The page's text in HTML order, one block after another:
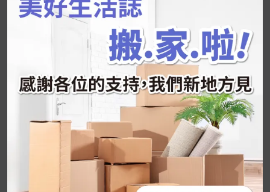
韓國人為什麼不容易胖？
推的MZ Diet ！
好吃的蛋白點心還有好玩的運動小遊戲！今年過
年已經等不及帶這盒跟我的親戚、朋友們一起分
享～
2026 過年禮盒推薦｜五款百元健康伴手禮
停用猛健樂後會反彈嗎？作用解析＋停藥後體重
維持全攻略
公主營養師：飲食改變也是能快樂執行的！6 個
你一定要知道的技巧